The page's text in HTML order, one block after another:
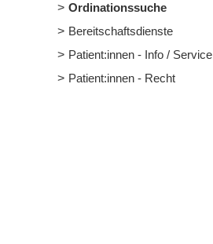
Ordinationssuche
Bereitschaftsdienste
Patient:innen - Info / Service
Patient:innen - Recht